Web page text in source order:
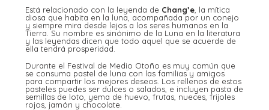
Está relacionado con la leyenda de Chang’e , la mítica
diosa que habita en la luna, acompañada por un conejo
y siempre mira desde lejos a los seres humanos en la
Tierra. Su nombre es sinónimo de la Luna en la literatura
y las leyendas dicen que todo aquel que se acuerde de
ella tendrá prosperidad.
Durante el Festival de Medio Otoño es muy común que
se consuma pastel de luna con las familias y amigos
para compartir los mejores deseos. Los rellenos de estos
pasteles puedes ser dulces o salados, e incluyen pasta de
semillas de loto, yema de huevo, frutas, nueces, frijoles
rojos, jamón y chocolate.